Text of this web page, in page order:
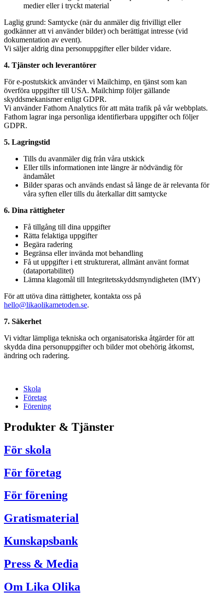
medier eller i tryckt material
Laglig grund: Samtycke (när du anmäler dig frivilligt eller
godkänner att vi använder bilder) och berättigat intresse (vid
dokumentation av event).
Vi säljer aldrig dina personuppgifter eller bilder vidare.
4. Tjänster och leverantörer
För e-postutskick använder vi Mailchimp, en tjänst som kan
överföra uppgifter till USA. Mailchimp följer gällande
skyddsmekanismer enligt GDPR.
Vi använder Fathom Analytics för att mäta trafik på vår webbplats.
Fathom lagrar inga personliga identifierbara uppgifter och följer
GDPR.
5. Lagringstid
Tills du avanmäler dig från våra utskick
Eller tills informationen inte längre är nödvändig för
ändamålet
Bilder sparas och används endast så länge de är relevanta för
våra syften eller tills du återkallar ditt samtycke
6. Dina rättigheter
Få tillgång till dina uppgifter
Rätta felaktiga uppgifter
Begära radering
Begränsa eller invända mot behandling
Få ut uppgifter i ett strukturerat, allmänt använt format
(dataportabilitet)
Lämna klagomål till Integritetsskyddsmyndigheten (IMY)
För att utöva dina rättigheter, kontakta oss på
hello@likaolikametoden.se.
7. Säkerhet
Vi vidtar lämpliga tekniska och organisatoriska åtgärder för att
skydda dina personuppgifter och bilder mot obehörig åtkomst,
ändring och radering.
Skola
Företag
Förening
Produkter & Tjänster
För skola
För företag
För förening
Gratismaterial
Kunskapsbank
Press & Media
Om Lika Olika